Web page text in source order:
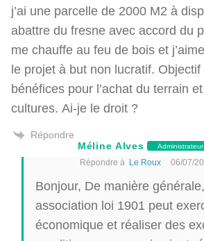
j’ai une parcelle de 2000 M2 à
abattre du fresne avec accord du
me chauffe au feu de bois et
le projet à but non lucratif.
bénéfices pour l’achat du terrain
cultures. Ai-je le droit ?
Répondre
Méline Alves
Administrateur
Répondre à Le Roux 06/07/
Bonjour, De manière
association loi 1901 peut
économique et réaliser des